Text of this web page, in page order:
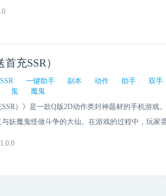
值豪礼！月卡只需1元，捉鬼历练必定7星！0元豪华
充SSR）
SSR 一键助手 副本 动作 助手 双手
鬼
魔鬼
SSR）》是一款Q版2D动作类封神题材的手机游戏
妖魔鬼怪做斗争的大仙。在游戏的过程中，玩家
和各路神仙一起在这个唯美独特的神话背景一起并
1.0.0